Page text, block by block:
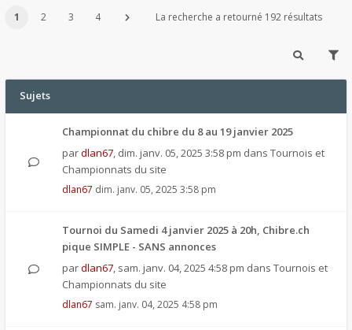
1 2 3 4 La recherche a retourné 192 résultats
Sujets
Championnat du chibre du 8 au 19 janvier 2025
pardlan67, dim. janv. 05, 2025 3:58 pm dans Tournois et
Championnats du site
dlan67 dim. janv. 05, 2025 3:58 pm
Tournoi du Samedi 4 janvier 2025 à 20h, Chibre.ch
pique SIMPLE - SANS annonces
pardlan67, sam. janv. 04, 2025 4:58 pm dans Tournois et
Championnats du site
dlan67 sam. janv. 04, 2025 4:58 pm